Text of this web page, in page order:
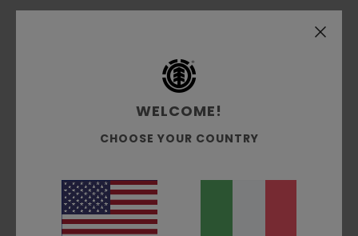
5.0
Il 50% dei nostri clienti consiglia questo prodotto
Comfort
WELCOME!
CHOOSE YOUR COUNTRY